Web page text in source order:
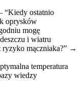
ostatnio
oprysków
mogę
i wiatru
mączniaka?” →
temperatura
wiedzy